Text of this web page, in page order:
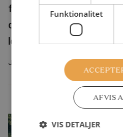
functional limitations
decline in the United
longitudinal
Juli 2026
Funktionalitet
AFVIS
VIS DETALJER